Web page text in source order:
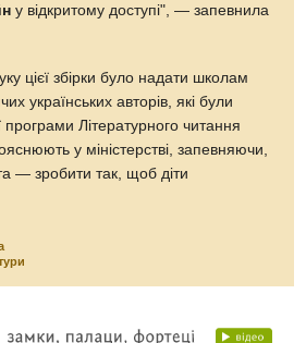
у відкритому доступі", — запевнила
цієї збірки було надати школам
українських авторів, які були
Літературного читання
у міністерстві, запевняючи,
— зробити так, щоб діти